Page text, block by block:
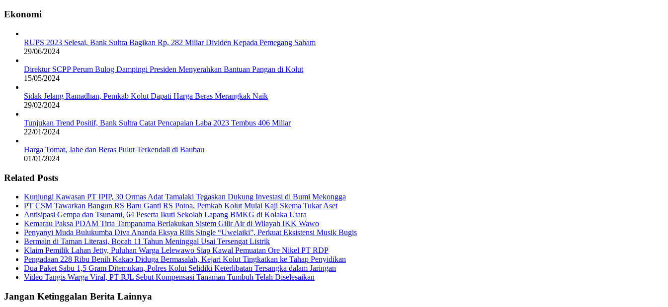
Ekonomi
RUPS 2023 Selesai, Bank Sultra Bagikan Rp, 282 Miliar Dividen Kepada Pemegang Saham
29/06/2024
Direktur SCPP Perum Bulog Dampingi Presiden Menyerahkan Bantuan Pangan di Kolut
15/05/2024
Sidak Jelang Ramadhan, Pemkab Kolut Dapati Harga Beras Merangkak Naik
29/02/2024
Tunjukan Trend Positif, Bank Sultra Catat Pencapaian Laba 2023 Tembus 406 Miliar
22/01/2024
Harga Tomat, Jahe dan Beras Pulut Terkendali di Baubau
01/01/2024
Related Posts
Kunjungi Kawasan PT IPIP, 30 Ormas Adat Tamalaki Tegaskan Dukung Investasi di Bumi Mekongga
PT CSM Tawarkan Bangun RS Baru Ganti RS Potoa, Pemkab Kolut Mulai Kaji Skema Tukar Aset
Antisipasi Gempa dan Tsunami, 64 Peserta Ikuti Sekolah Lapang BMKG di Kolaka Utara
Kemarau Paksa PDAM Tirta Tampanama Berlakukan Sistem Gilir Air di Wilayah IKK Wawo
Penyanyi Muda Bulukumba Diva Ananda Eksya Rilis Single “Uwelaiki”, Perkuat Eksistensi Musik Bugis
Bermain di Taman Literasi, Bocah 11 Tahun Meninggal Usai Tersengat Listrik
Klaim Pemilik Lahan Jetty, Puluhan Warga Lelewawo Siap Kawal Pemuatan Ore Nikel PT RDP
Pengadaan 228 Ribu Benih Kakao Diduga Bermasalah, Kejari Kolut Tingkatkan ke Tahap Penyidikan
Dua Paket Sabu 1,5 Gram Ditemukan, Polres Kolut Selidiki Keterlibatan Tersangka dalam Jaringan
Video Tangis Warga Viral, PT RJL Sebut Kompensasi Tanaman Tumbuh Telah Diselesaikan
Jangan Ketinggalan Berita Lainnya